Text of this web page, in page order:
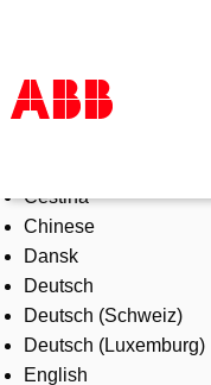
Products & Solutions
Industries
Services
About us
Where to buy
Contact us
Careers
Čeština
Chinese
Dansk
Deutsch
Deutsch (Schweiz)
Deutsch (Luxemburg)
English